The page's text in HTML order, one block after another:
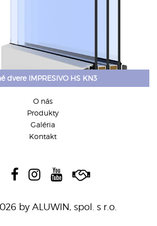
dvere IMPRESIVO HS KN3
O nás
Produkty
Galéria
Kontakt
by ALUWIN, spol. s r.o.